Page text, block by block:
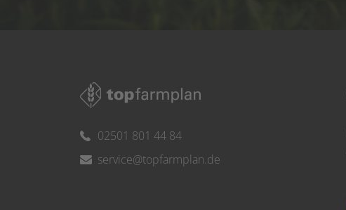
02501 801 44 84
service@topfarmplan.de